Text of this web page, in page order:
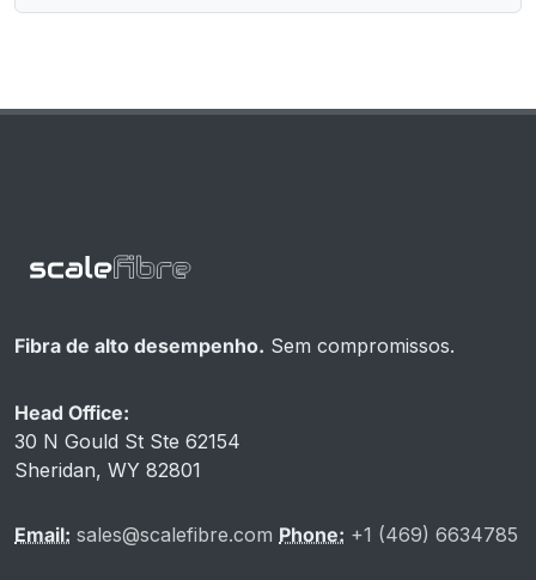
Fibra de alto desempenho. Sem compromissos.
Head Office:
30 N Gould St Ste 62154
Sheridan, WY 82801
Email: sales@scalefibre.com Phone: +1 (469) 6634785